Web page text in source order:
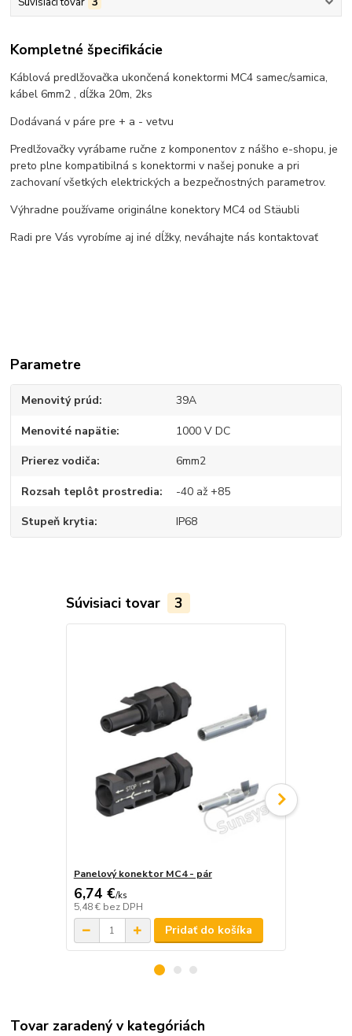
Kompletné špecifikácie
Káblová predlžovačka ukončená konektormi MC4 samec/samica,
kábel 6mm2 , dĺžka 20m, 2ks
Dodávaná v páre pre + a - vetvu
Predlžovačky vyrábame ručne z komponentov z nášho e-shopu, je
preto plne kompatibilná s konektormi v našej ponuke a pri
zachovaní všetkých elektrických a bezpečnostných parametrov.
Výhradne používame originálne konektory MC4 od Stäubli
Radi pre Vás vyrobíme aj iné dĺžky, neváhajte nás kontaktovať
Parametre
Menovitý prúd 39A
Menovité napätie 1000 V DC
Prierez vodiča 6mm2
Rozsah teplôt prostredia -40 až +85
Stupeň krytia IP68
Súvisiaci tovar 3
Panelový konektor MC4 - pár
6,74 €/ks
5,48 € bez DPH
Pridať do košíka
Tovar zaradený v kategóriách